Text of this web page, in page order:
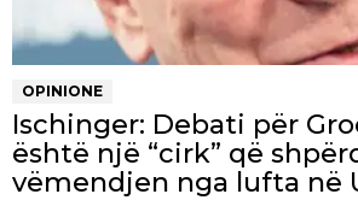
OPINIONE
Ischinger: Debati për
është një “cirk” që
vëmendjen nga lufta në